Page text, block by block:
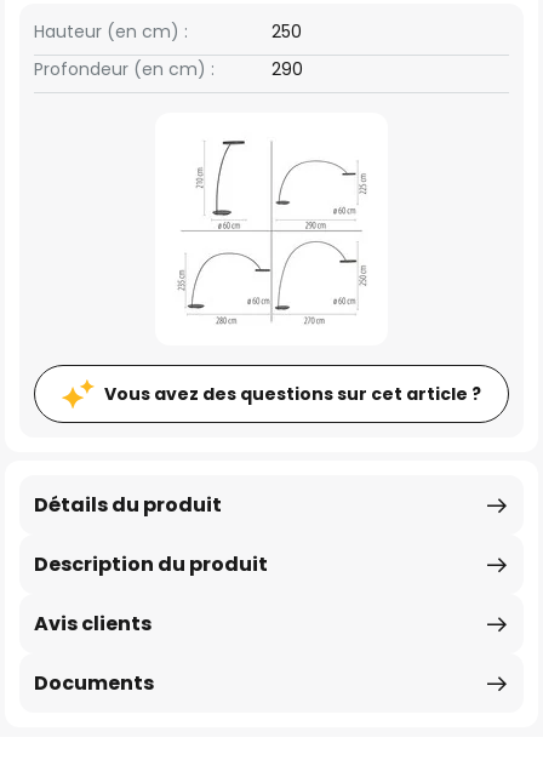
Hauteur (en cm) :
250
Profondeur (en cm) :
290
Vous avez des questions sur cet article ?
Description du produit
Détails du produit
Avis clients
Documents